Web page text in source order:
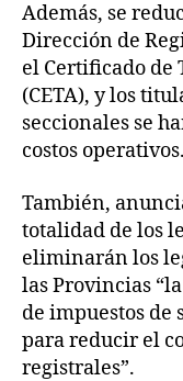
Además, se
Dirección de
el Certificado
(CETA), y los
seccionales se
costos operativos.
También,
totalidad de los
eliminarán los
las Provincias
de impuestos de
para reducir el
registrales”.